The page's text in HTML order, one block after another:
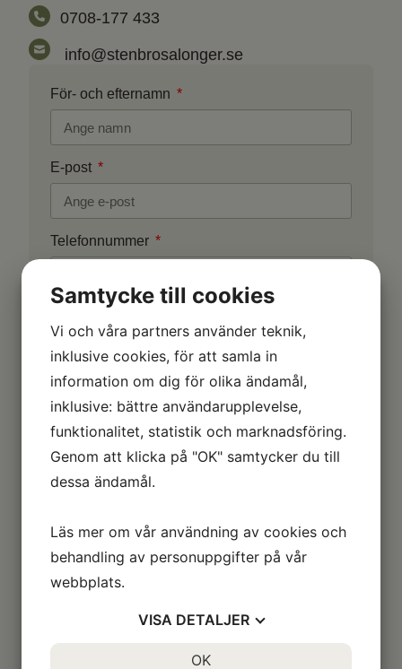
0708-177 433
info@stenbrosalonger.se
För- och efternamn
E-post
Telefonnummer
Välj tid
Antal personer
Meddelande
Samtycke till cookies
Vi och våra partners använder teknik,
inklusive cookies, för att samla in
information om dig för olika ändamål,
inklusive: bättre användarupplevelse,
funktionalitet, statistik och marknadsföring.
Genom att klicka på "OK" samtycker du till
dessa ändamål.
Läs mer om vår användning av cookies och
behandling av personuppgifter på vår
webbplats.
VISA DETALJER
OK